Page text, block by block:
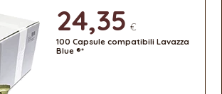
24,35 €
100 Capsule compatibili Lavazza
Blue ®*